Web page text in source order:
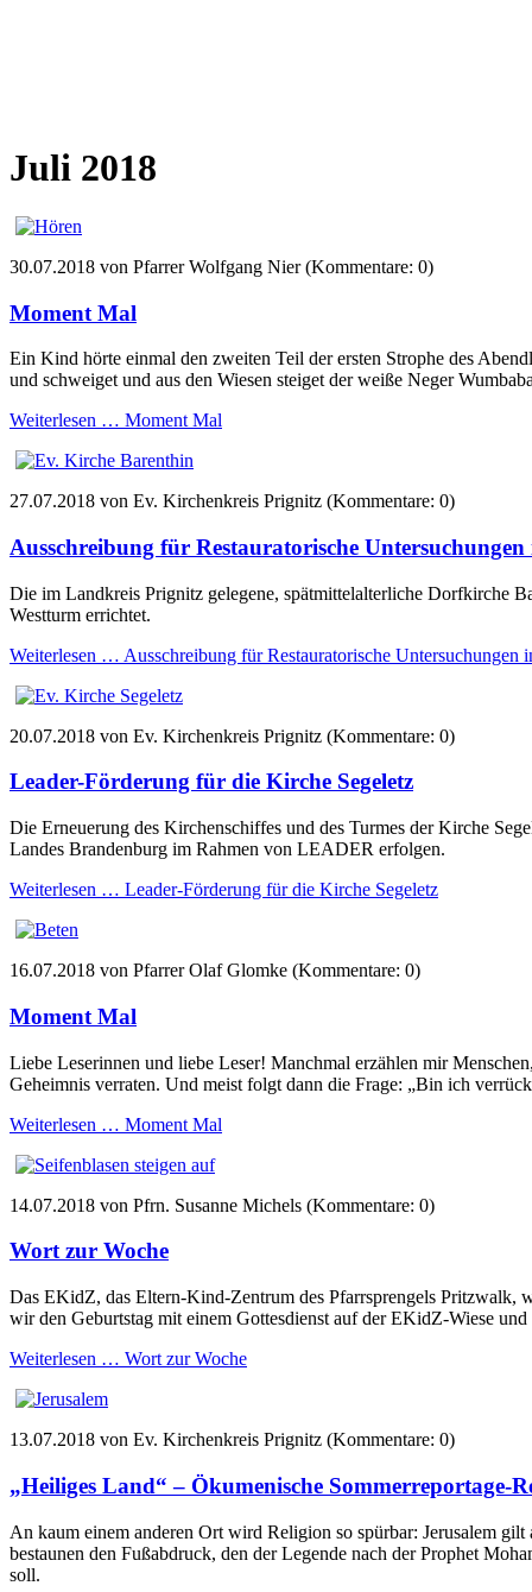
Juli 2018
30.07.2018 von Pfarrer Wolfgang Nier (Kommentare: 0)
Moment Mal
Ein Kind hörte einmal den zweiten Teil der ersten Strophe des
und schweiget und aus den Wiesen steiget der weiße Neger
Weiterlesen … Moment Mal
27.07.2018 von Ev. Kirchenkreis Prignitz (Kommentare: 0)
Ausschreibung für Restauratorische
Die im Landkreis Prignitz gelegene, spätmittelalterliche Dorfkirche
Westturm errichtet.
Weiterlesen … Ausschreibung für Restauratorische Untersuchungen
20.07.2018 von Ev. Kirchenkreis Prignitz (Kommentare: 0)
Leader-Förderung für die Kirche Segeletz
Die Erneuerung des Kirchenschiffes und des Turmes der Kirche
Landes Brandenburg im Rahmen von LEADER erfolgen.
Weiterlesen … Leader-Förderung für die Kirche Segeletz
16.07.2018 von Pfarrer Olaf Glomke (Kommentare: 0)
Moment Mal
Liebe Leserinnen und liebe Leser! Manchmal erzählen mir
Geheimnis verraten. Und meist folgt dann die Frage: „Bin ich
Weiterlesen … Moment Mal
14.07.2018 von Pfrn. Susanne Michels (Kommentare: 0)
Wort zur Woche
Das EKidZ, das Eltern-Kind-Zentrum des Pfarrsprengels Pritzwalk,
wir den Geburtstag mit einem Gottesdienst auf der EKidZ-Wiese und
Weiterlesen … Wort zur Woche
13.07.2018 von Ev. Kirchenkreis Prignitz (Kommentare: 0)
„Heiliges Land“ – Ökumenische Sommerreportage-
An kaum einem anderen Ort wird Religion so spürbar: Jerusalem
bestaunen den Fußabdruck, den der Legende nach der Prophet
soll.